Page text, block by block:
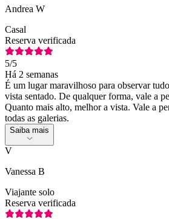
Andrea W
Casal
Reserva verificada
5/5
Há 2 semanas
É um lugar maravilhoso para observar
vista sentado. De qualquer forma, vale a
Quanto mais alto, melhor a vista. Vale a
todas as galerias.
Saiba mais
V
Vanessa B
Viajante solo
Reserva verificada